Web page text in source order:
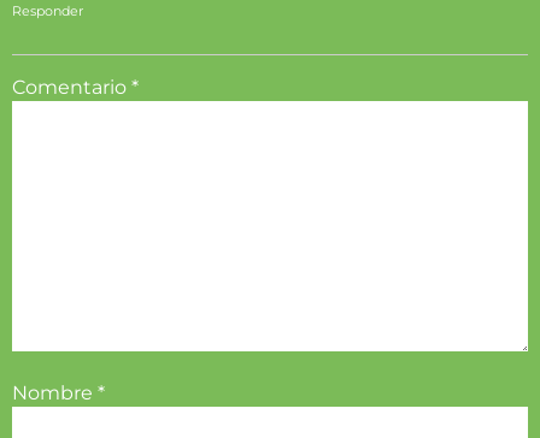
Responder
Comentario *
Nombre *